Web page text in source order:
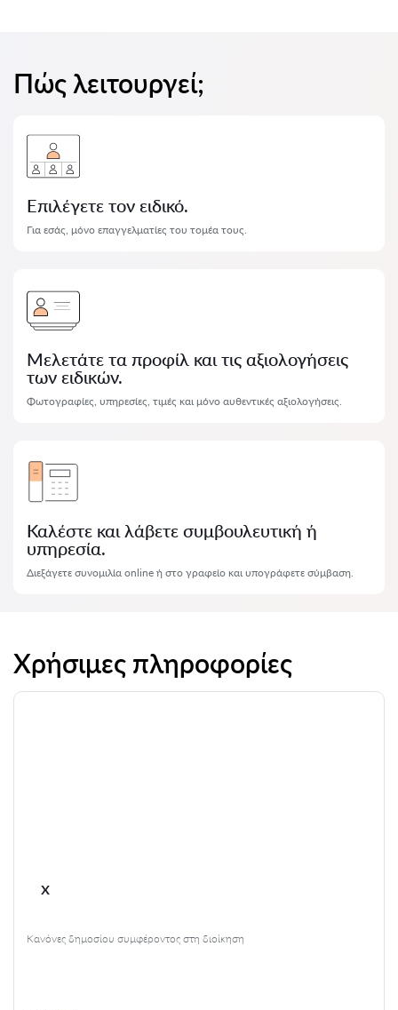
Πώς λειτουργεί;
Επιλέγετε τον ειδικό.
Για εσάς, μόνο επαγγελματίες του τομέα τους.
Μελετάτε τα προφίλ και τις αξιολογήσεις
των ειδικών.
Φωτογραφίες, υπηρεσίες, τιμές και μόνο αυθεντικές αξιολογήσεις.
Καλέστε και λάβετε συμβουλευτική ή
υπηρεσία.
Διεξάγετε συνομιλία online ή στο γραφείο και υπογράφετε σύμβαση.
Χρήσιμες πληροφορίες
x
Κανόνες δημοσίου συμφέροντος στη διοίκηση